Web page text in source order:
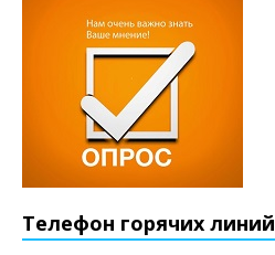
Телефон горячих линий